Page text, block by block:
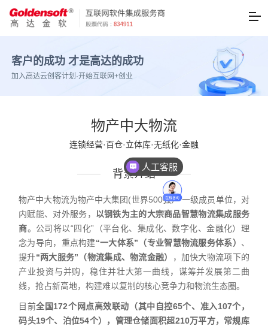
客户的成功 才是高达的成功
加入高达云创客计划·开始互联网+创业
物产中大物流
连锁经营·百仓·立体库·无纸化·金融
背景介绍
物产中大物流为物产中大集团(世界500强） 一级成员单位，对
内赋能、对外服务， 以钢铁为主的大宗商品智慧物流集成服务
商。公司将以“四化”（平台化、集成化、数字化、金融化）理
念为导向，重点构建“一大体系”（专业智慧物流服务体系） 、
提升“两大服务”（物流集成、物流金融）
，加快大物流项下的
产业投资与并购，稳住并壮大第一曲线，谋筹并发展第二曲
线，抢占新高地，构建难以复制的核心竞争力和物流生态圈。
目前全国172个网点高效联动（其中自控65个、准入107个，
码头19个、泊位54个），管理仓储面积超210万平方，常规库
人工客服